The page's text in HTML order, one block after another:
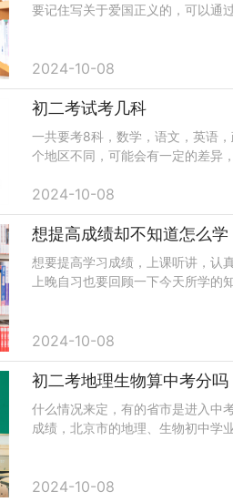
要记住写关于爱国正义的，可以通
2024-10-08
初二考试考几科
一共要考8科，数学，语文，英语
个地区不同，可能会有一定的差异
的，做出来......
2024-10-08
想提高成绩却不知道怎么学
想要提高学习成绩，上课听讲，认
上晚自习也要回顾一下今天所学的
2024-10-08
初二考地理生物算中考分吗
什么情况来定，有的省市是进入中
成绩，北京市的地理、生物初中学
2024-10-08